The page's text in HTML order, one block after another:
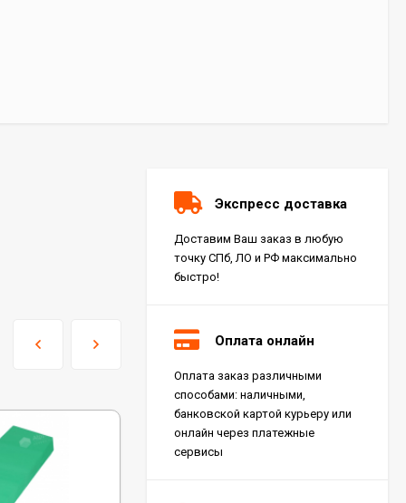
Экспресс доставка
Доставим Ваш заказ в любую
точку СПб, ЛО и РФ максимально
быстро!
Оплата онлайн
Оплата заказ различными
способами: наличными,
банковской картой курьеру или
онлайн через платежные
сервисы
Керамогранит Italon
Charme Extra Silver Ret
60x120, 610010001196